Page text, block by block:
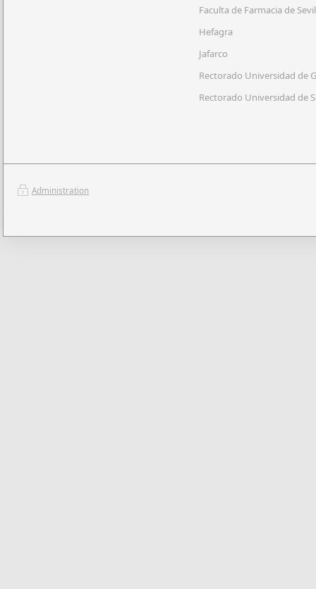
Faculta de Farmacia de
Hefagra
Jafarco
Rectorado Universidad de
Rectorado Universidad de
Administration